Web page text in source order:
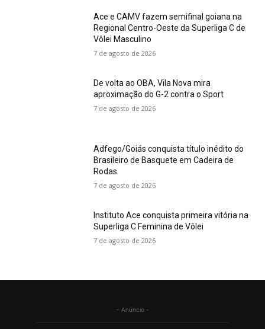
Ace e CAMV fazem semifinal goiana na
Regional Centro-Oeste da Superliga C de
Vôlei Masculino
7 de agosto de 2026
De volta ao OBA, Vila Nova mira
aproximação do G-2 contra o Sport
7 de agosto de 2026
Adfego/Goiás conquista título inédito do
Brasileiro de Basquete em Cadeira de
Rodas
7 de agosto de 2026
Instituto Ace conquista primeira vitória na
Superliga C Feminina de Vôlei
7 de agosto de 2026
- Anúncio -